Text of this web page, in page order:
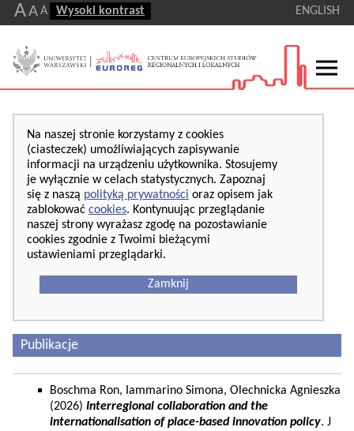
AA A Wysoki kontrast ENGLISH
Na naszej stronie korzystamy z cookies
(ciasteczek) umożliwiających zapisywanie
informacji na urządzeniu użytkownika. Stosujemy
je wyłącznie w celach statystycznych. Zapoznaj
się z naszą polityką prywatności oraz opisem jak
zablokować cookies. Kontynuując przeglądanie
naszej strony wyrażasz zgodę na pozostawianie
cookies zgodnie z Twoimi bieżącymi
ustawieniami przeglądarki.
Zamknij
Publikacje
Boschma Ron, Iammarino Simona, Olechnicka Agnieszka
(2026) Interregional collaboration and the
internationalisation of place-based innovation policy. J